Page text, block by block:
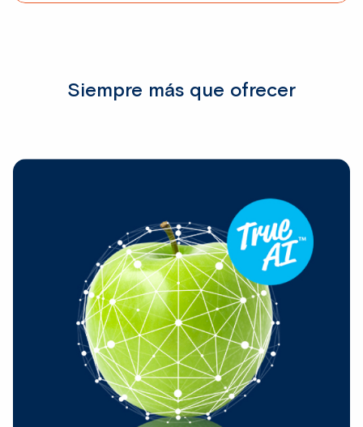
Siempre más que ofrecer